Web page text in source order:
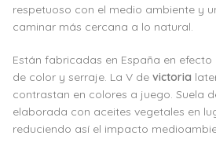
respetuoso con el medio ambiente y
caminar más cercana a lo natural.
Están fabricadas en España en
de color y serraje. La V de victoria
contrastan en colores a juego. Suela
elaborada con aceites vegetales en
reduciendo así el impacto